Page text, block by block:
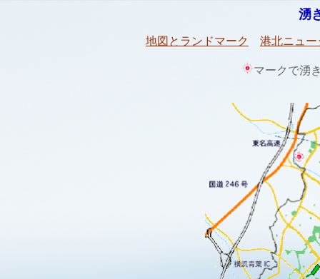
湧
地図とランドマーク 港北ニュ
マークで湧